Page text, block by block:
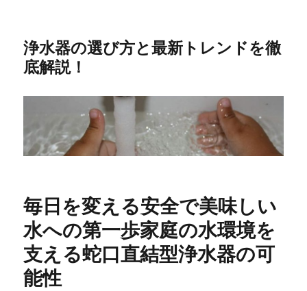
浄水器の選び方と最新トレンドを徹
底解説！
毎日を変える安全で美味しい
水への第一歩家庭の水環境を
支える蛇口直結型浄水器の可
能性